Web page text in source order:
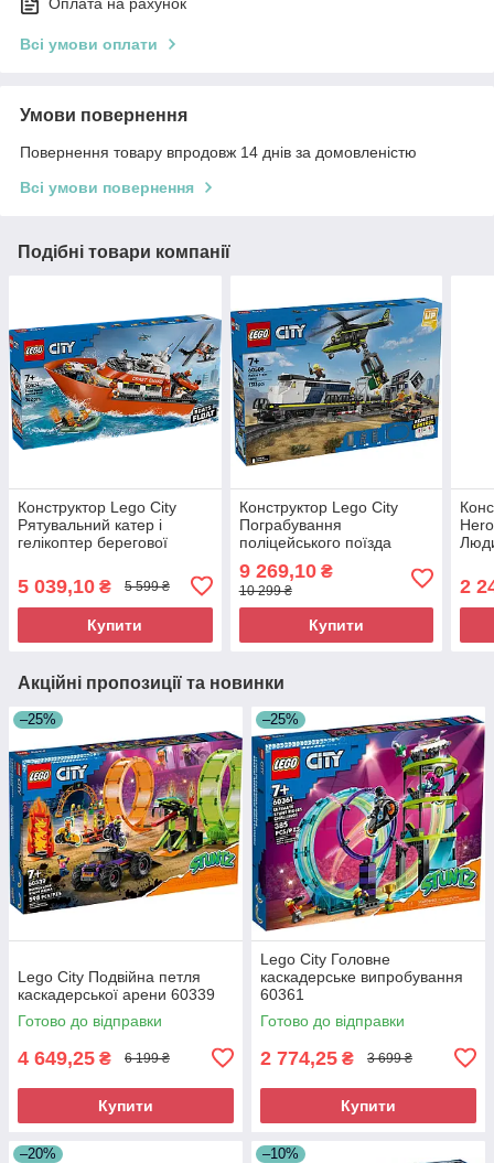
Оплата на рахунок
Всі умови оплати
Умови повернення
Повернення товару впродовж 14 днів за домовленістю
Всі умови повернення
Подібні товари компанії
Конструктор Lego City
Рятувальний катер і
гелікоптер берегової
5 039,10 ₴ 5 599 ₴
Купити
Конструктор Lego City
Пограбування
поліцейського поїзда
9 269,10₴
10 299 ₴
Купити
2
Акційні пропозиції та новинки
–25%
Lego City Подвійна петля
каскадерської арени 60339
Готово до відправки
4 649,25 ₴ 6 199 ₴
Купити
–25%
Lego City Головне
каскадерське випробування
60361
Готово до відправки
2 774,25 ₴ 3 699 ₴
Купити
–20% –10%